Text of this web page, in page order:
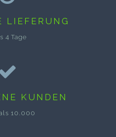
LIEFERUNG
4 Tage
KUNDEN
10.000